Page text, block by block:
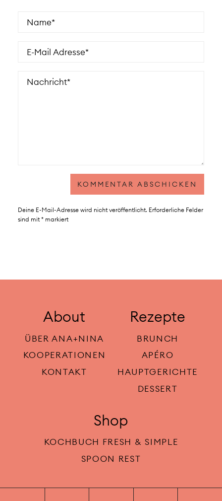
Deine E-Mail-Adresse wird nicht veröffentlicht. Erforderliche Felder
sind mit *markiert
About
ÜBER ANA+NINA
KOOPERATIONEN
KONTAKT
Rezepte
BRUNCH
APÉRO
HAUPTGERICHTE
DESSERT
Shop
KOCHBUCH FRESH & SIMPLE
SPOON REST